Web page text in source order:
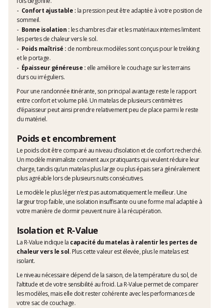
Confort ajustable : la pression peut être adaptée à votre position de
sommeil.
Bonne isolation : les chambres d’air et les matériaux internes limitent
les pertes de chaleur vers le sol.
Poids maîtrisé : de nombreux modèles sont conçus pour le trekking
et le portage.
Épaisseur généreuse : elle améliore le couchage sur les terrains
durs ou irréguliers.
Pour une randonnée itinérante, son principal avantage reste le rapport
entre confort et volume plié. Un matelas de plusieurs centimètres
d’épaisseur peut ainsi prendre relativement peu de place parmi le reste
du matériel.
Poids et encombrement
Le poids doit être comparé au niveau d’isolation et de confort recherché.
Un modèle minimaliste convient aux pratiquants qui veulent réduire leur
charge, tandis qu’un matelas plus large ou plus épais sera généralement
plus agréable lors de plusieurs nuits consécutives.
Le modèle le plus léger n’est pas automatiquement le meilleur. Une
largeur trop faible, une isolation insuffisante ou une forme mal adaptée à
votre manière de dormir peuvent nuire à la récupération.
Isolation et R-Value
La R-Value indique la capacité du matelas à ralentir les pertes de
chaleur vers le sol. Plus cette valeur est élevée, plus le matelas est
isolant.
Le niveau nécessaire dépend de la saison, de la température du sol, de
l’altitude et de votre sensibilité au froid. La R-Value permet de comparer
les modèles, mais elle doit rester cohérente avec les performances de
votre sac de couchage.